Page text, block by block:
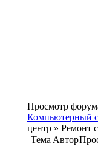
Просмотр
Компьютерный
центр » Ремонт
Тема Автор